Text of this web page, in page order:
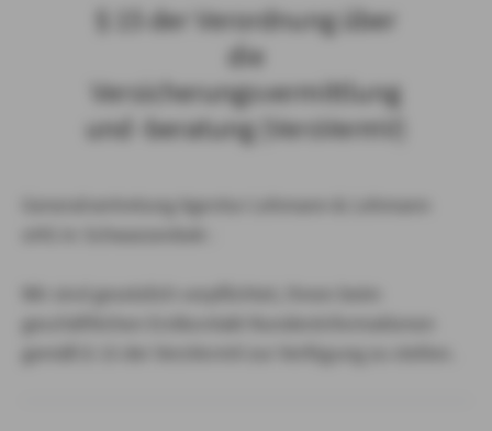
§ 15 der Verordnung über
die
Versicherungsvermittlung
und -beratung (VersVermV)
Generalvertretung Agentur Lehmann & Lehmann